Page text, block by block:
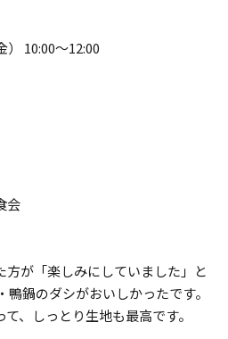
10:00～12:00
会
方が「楽しみにしていました」と
鍋のダシがおいしかったです。
、しっとり生地も最高です。